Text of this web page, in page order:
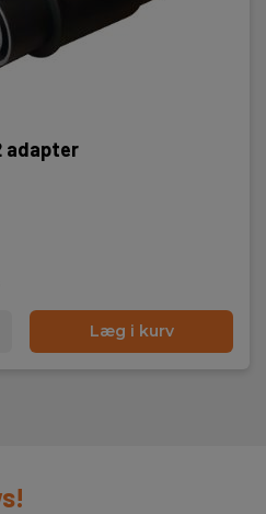
adapter
Læg i kurv